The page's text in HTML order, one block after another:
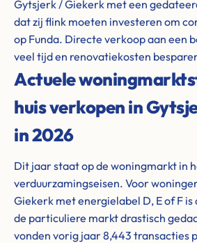
Gytsjerk / Giekerk met een
dat zij flink moeten investeren om
op Funda. Directe verkoop aan een
veel tijd en renovatiekosten
Actuele
huis verkopen in
in 2026
Dit jaar staat op de woningmarkt in
verduurzamingseisen. Voor
Giekerk met energielabel D, E of F
de particuliere markt drastisch
vonden vorig jaar 8,443 transacties